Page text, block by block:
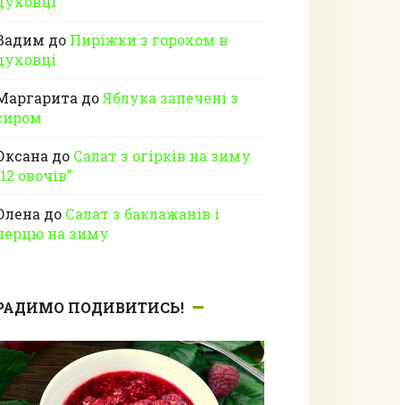
до Пиріжки з горохом в
доЯблука запечені з
до Салат з огірків на зиму
овочів”
до Салат з баклажанів і
на зиму
ПОДИВИТИСЬ!